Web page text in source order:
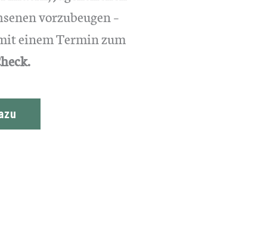
vorzubeugen –
einem Termin zum